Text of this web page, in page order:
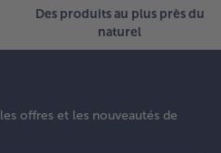
Des produits au plus près du
naturel
offres et les nouveautés de